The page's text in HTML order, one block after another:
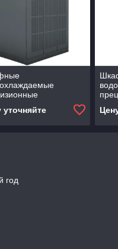
1E
уточняйте
K
год